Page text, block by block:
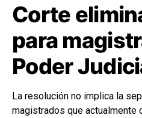
Corte
para
Poder
La resolución no implica la
magistrados que actualmente